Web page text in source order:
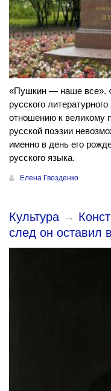
«Пушкин — наше все».
русского
отношению к великому
русской поэзии
именно в день его
русского языка.
Елена Гвозденко
Культура →
след он оставил